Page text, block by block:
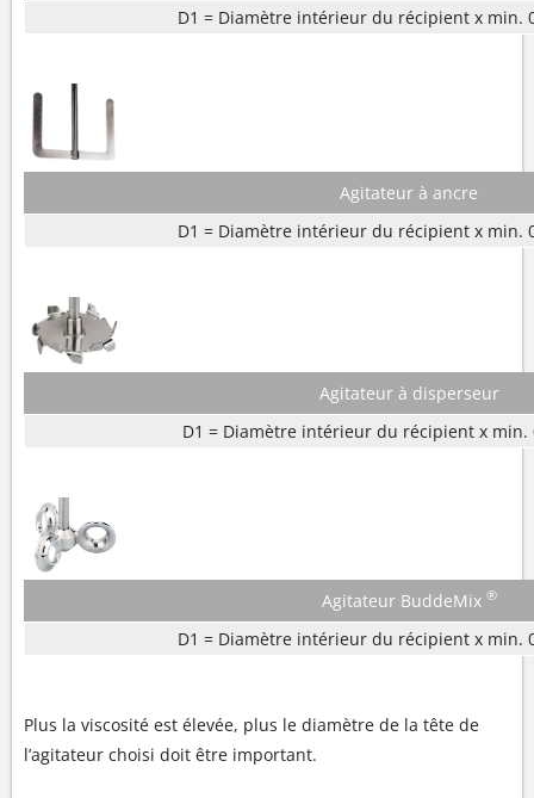
D1 = Diamètre intérieur du récipient x min.
Agitateur à ancre
D1 = Diamètre intérieur du récipient x min.
Agitateur à disperseur
D1 = Diamètre intérieur du récipient x min.
Agitateur BuddeMix ®
D1 = Diamètre intérieur du récipient x min.
Plus la viscosité est élevée, plus le diamètre de la tête de
l’agitateur choisi doit être important.